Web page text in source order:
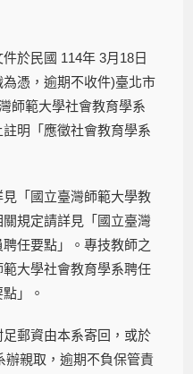
於民國 114年 3月18日
憑，逾期不收件)臺北市
師範大學社會教育學系
明「應徵社會教育學系
「國立臺灣師範大學教
規定請詳見「國立臺灣
任要點」。專技教師之
大學社會教育學系聘任
」。
郵資由本系寄回，或於
辦親取，逾期不負保管責